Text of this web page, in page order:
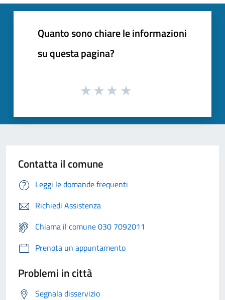
Quanto sono chiare le informazioni
su questa pagina?
Contatta il comune
Leggi le domande frequenti
Richiedi Assistenza
Chiama il comune 030 7092011
Prenota un appuntamento
Problemi in città
Segnala disservizio